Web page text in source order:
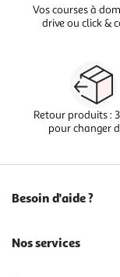
Vos courses à
drive ou click &
Retour produits :
pour changer
Besoin d'aide ?
Nos services